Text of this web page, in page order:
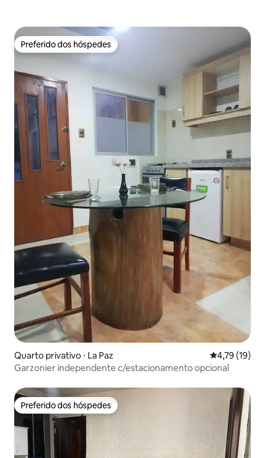
Preferido dos hóspedes
Preferido dos hóspedes
Quarto privativo ⋅ La Paz 4,79 de uma
4,79 (19)
Garzonier independente c/estacionamento opcional
Preferido dos hóspedes
Preferido dos hóspedes